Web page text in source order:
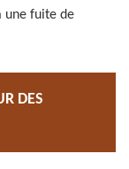
une fuite de
DES